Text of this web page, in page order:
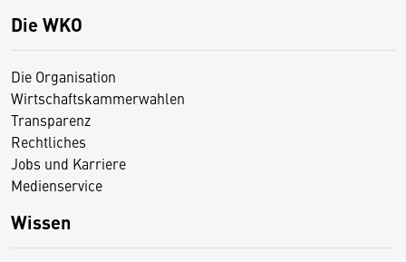
Die WKO
Die Organisation
Wirtschaftskammerwahlen
Transparenz
Rechtliches
Jobs und Karriere
Medienservice
Wissen